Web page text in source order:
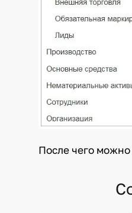
После чего можно